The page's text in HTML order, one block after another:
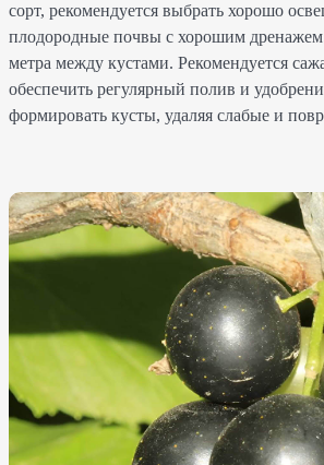
сорт, рекомендуется выбрать хорошо
плодородные почвы с хорошим дренажем.
метра между кустами. Рекомендуется
обеспечить регулярный полив и
формировать кусты, удаляя слабые и